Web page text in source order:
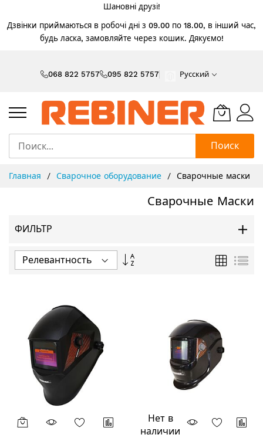
Шановні друзі!
Дзвінки приймаються в робочі дні з 09.00 по 18.00, в інший час,
будь ласка, замовляйте через кошик. Дякуємо!
068 822 5757 095 822 5757 Русский
Поиск
Главная Сварочное оборудование Сварочные маски
Сварочные Маски
ФИЛЬТР
Задать
Сетка
Нет в
наличии